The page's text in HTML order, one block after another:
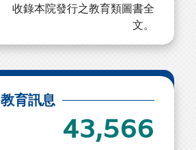
收錄本院發行之教育類圖書全
文。
教育訊息
43,566